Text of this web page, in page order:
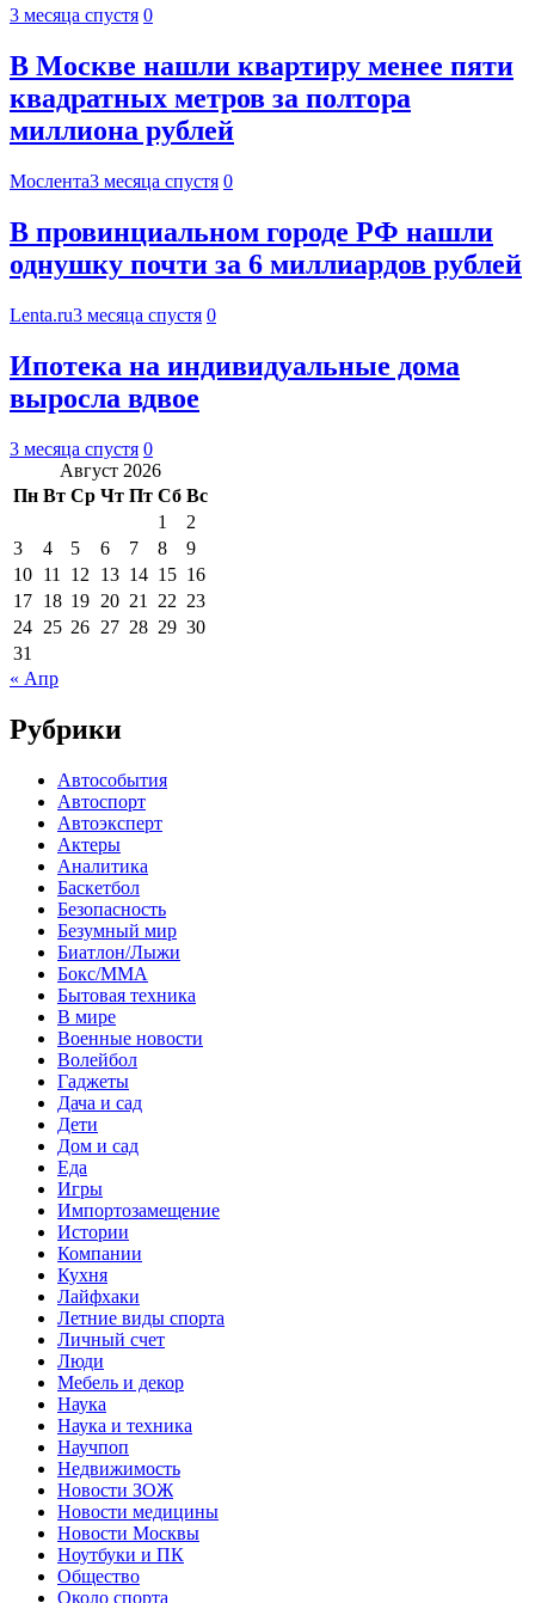
3 месяца спустя 0
В Москве нашли квартиру менее пяти
квадратных метров за полтора
миллиона рублей
Мослента3 месяца спустя 0
В провинциальном городе РФ нашли
однушку почти за 6 миллиардов рублей
Lenta.ru3 месяца спустя 0
Ипотека на индивидуальные дома
выросла вдвое
3 месяца спустя 0
Август 2026
Пн Вт Ср Чт Пт Сб Вс
1
2
3
4 5 6 7 8
9
10 11 12 13 14 15 16
17 18 19 20 21 22 23
24 25 26 27 28 29 30
31
« Апр
Рубрики
Автособытия
Автоспорт
Автоэксперт
Актеры
Аналитика
Баскетбол
Безопасность
Безумный мир
Биатлон/Лыжи
Бокс/MMA
Бытовая техника
В мире
Военные новости
Волейбол
Гаджеты
Дача и сад
Дети
Дом и сад
Еда
Игры
Импортозамещение
Истории
Компании
Кухня
Лайфхаки
Летние виды спорта
Личный счет
Люди
Мебель и декор
Наука
Наука и техника
Научпоп
Недвижимость
Новости ЗОЖ
Новости медицины
Новости Москвы
Ноутбуки и ПК
Общество
Около спорта